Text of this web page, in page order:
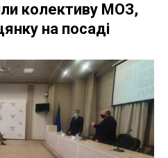
колективу МОЗ,
на посаді